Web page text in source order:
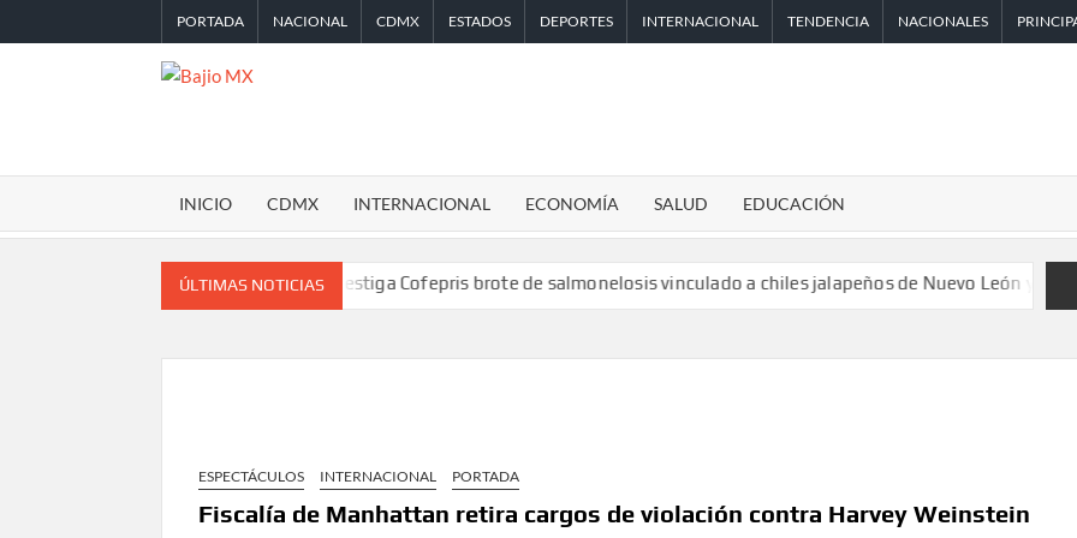
al
PORTADA NACIONAL CDMX ESTADOS DEPORTES INTERNACIONAL TENDENCIA NACIONALES
MX
INICIO CDMX INTERNACIONAL ECONOMÍA SALUD EDUCACIÓN
ÚLTIMAS NOTICIAS
de la Leagues Cup 2026 Investiga Cofepris brote de salmonelosis vinculado a chiles jalapeños de Nuevo León y Sinaloa
ESPECTÁCULOS INTERNACIONAL PORTADA
Fiscalía de Manhattan retira cargos de violación contra Harvey Weinstein